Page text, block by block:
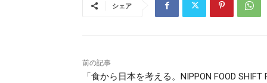
シェア
前の記事
「食から日本を考える。NIPPON FOOD SHIFT